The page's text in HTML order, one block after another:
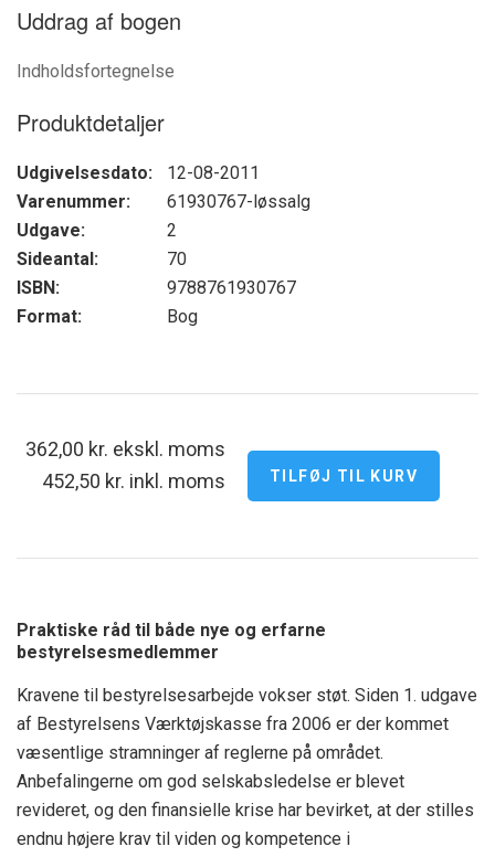
Uddrag af bogen
Indholdsfortegnelse
Produktdetaljer
Udgivelsesdato:
12-08-2011
Varenummer:
61930767-løssalg
Udgave:
2
Sideantal:
70
ISBN:
9788761930767
Format:
Bog
362,00 kr. ekskl. moms
452,50 kr. inkl. moms
Praktiske råd til både nye og erfarne
bestyrelsesmedlemmer
Kravene til bestyrelsesarbejde vokser støt. Siden 1. udgave
af Bestyrelsens Værktøjskasse fra 2006 er der kommet
væsentlige stramninger af reglerne på området.
Anbefalingerne om god selskabsledelse er blevet
revideret, og den finansielle krise har bevirket, at der stilles
endnu højere krav til viden og kompetence i